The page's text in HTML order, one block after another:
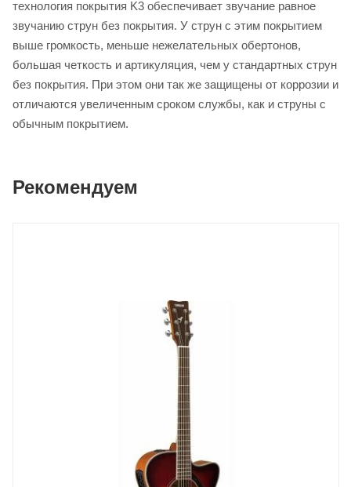
технология покрытия K3 обеспечивает звучание равное
звучанию струн без покрытия. У струн с этим покрытием
выше громкость, меньше нежелательных обертонов,
большая четкость и артикуляция, чем у стандартных струн
без покрытия. При этом они так же защищены от коррозии и
отличаются увеличенным сроком службы, как и струны с
обычным покрытием.
Рекомендуем